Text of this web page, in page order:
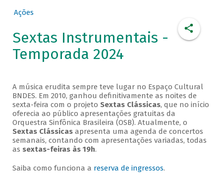
Ações
Sextas Instrumentais -
Temporada 2024
A música erudita sempre teve lugar no Espaço Cultural
BNDES. Em 2010, ganhou definitivamente as noites de
sexta-feira com o projeto Sextas Clássicas, que no início
oferecia ao público apresentações gratuitas da
Orquestra Sinfônica Brasileira (OSB). Atualmente, o
Sextas Clássicasapresenta uma agenda de concertos
semanais, contando com apresentações variadas, todas
as sextas-feiras às 19h.
Saiba como funciona a reserva de ingressos.